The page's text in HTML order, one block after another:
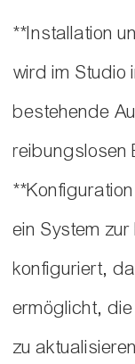
**Installation
wird im Studio
bestehende
reibungslosen
ein System
konfiguriert,
ermöglicht,
zu